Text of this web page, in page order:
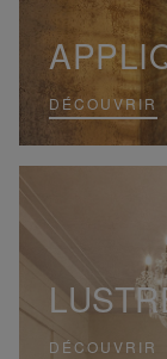
DÉCOUVRIR
DÉCOUVRIR